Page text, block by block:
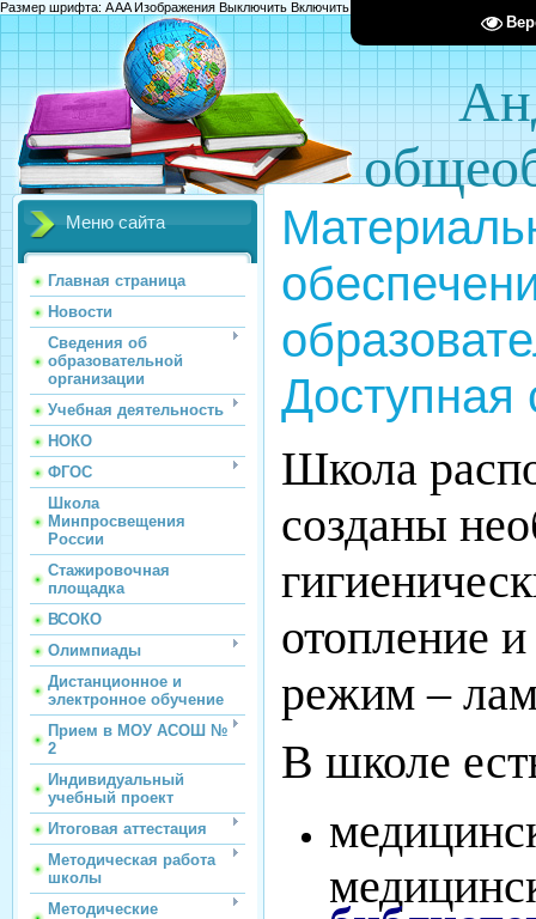
Размер шрифта: AAAИзображения Выключить Включить
Меню сайта
Главная страница
Новости
Сведения об
образовательной
организации
Учебная деятельность
НОКО
ФГОС
Школа
Минпросвещения
России
Стажировочная
площадка
ВСОКО
Олимпиады
Дистанционное и
электронное обучение
Прием в МОУ АСОШ №
2
Индивидуальный
учебный проект
Итоговая аттестация
Методическая работа
школы
Методические
Доступная
Школа
созданы
отопление
режим –
В школе